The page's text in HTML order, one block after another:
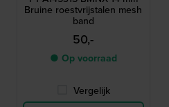
Bruine roestvrijstalen mesh
band
50,-
● Op voorraad
Vergelijk